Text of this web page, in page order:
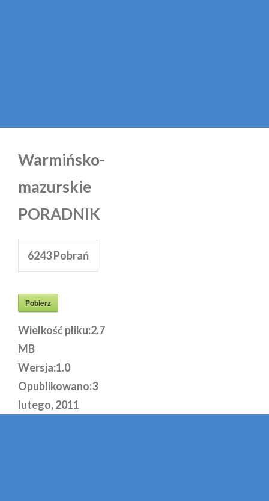
Warmińsko-
mazurskie
PORADNIK
6243Pobrań
Pobierz
Wielkość pliku:2.7
MB
Wersja:1.0
Opublikowano:3
lutego, 2011